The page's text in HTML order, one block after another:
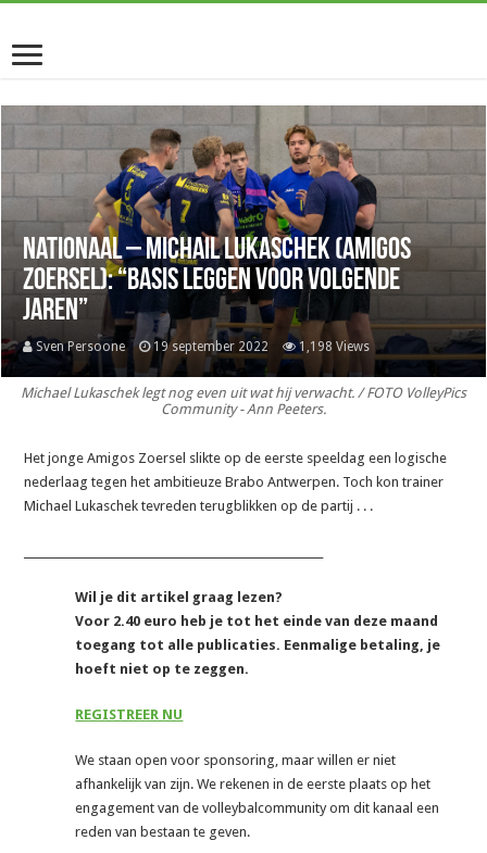
Nationaal – Michail Lukaschek (Amigos
Zoersel): “Basis leggen voor volgende
jaren”
Sven Persoone 19 september 2022 1,198 Views
Michael Lukaschek legt nog even uit wat hij verwacht. / FOTO VolleyPics
Community - Ann Peeters.
Het jonge Amigos Zoersel slikte op de eerste speeldag een logische
nederlaag tegen het ambitieuze Brabo Antwerpen. Toch kon trainer
Michael Lukaschek tevreden terugblikken op de partij . . .
Wil je dit artikel graag lezen?
Voor 2.40 euro heb je tot het einde van deze maand
toegang tot alle publicaties. Eenmalige betaling, je
hoeft niet op te zeggen.
REGISTREER NU
We staan open voor sponsoring, maar willen er niet
afhankelijk van zijn. We rekenen in de eerste plaats op het
engagement van de volleybalcommunity om dit kanaal een
reden van bestaan te geven.